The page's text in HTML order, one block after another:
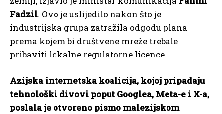
Fadzil. Ovo je uslijedilo nakon što je
industrijska grupa zatražila odgodu plana
prema kojem bi društvene mreže trebale
pribaviti lokalne regulatorne licence.
Azijska internetska koalicija, kojoj pripadaju
tehnološki divovi poput Googlea, Meta-e i X-a,
poslala je otvoreno pismo malezijskom